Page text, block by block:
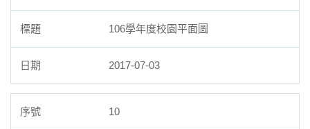
106學年度校園平面圖
2017-07-03
10